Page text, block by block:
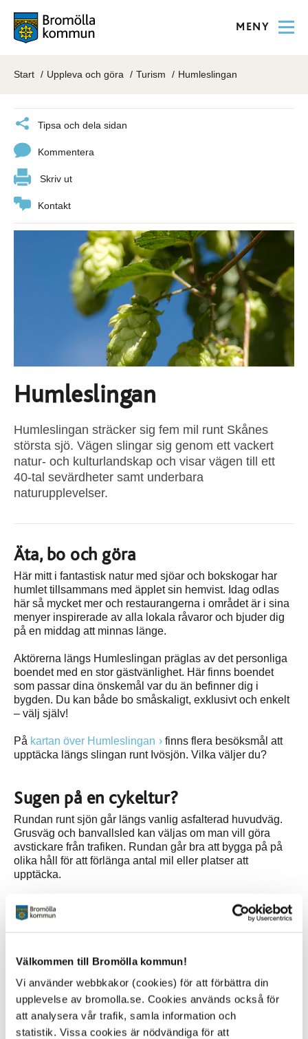
Välkommen till Bromölla kommun!
Vi använder webbkakor (cookies) för att förbättra din
upplevelse av bromolla.se. Cookies används också för
att analysera vår trafik, samla information och
statistik. Vissa cookies är nödvändiga för att
MENY
Start Uppleva och göra Turism Humleslingan
Tipsa och dela sidan
Kommentera
Skriv ut
Kontakt
Humleslingan
Humleslingan sträcker sig fem mil runt Skånes
största sjö. Vägen slingar sig genom ett vackert
natur- och kulturlandskap och visar vägen till ett
40-tal sevärdheter samt underbara
naturupplevelser.
Äta, bo och göra
Här mitt i fantastisk natur med sjöar och bokskogar har
humlet tillsammans med äpplet sin hemvist. Idag odlas
här så mycket mer och restaurangerna i området är i sina
menyer inspirerade av alla lokala råvaror och bjuder dig
på en middag att minnas länge.
Aktörerna längs Humleslingan präglas av det personliga
boendet med en stor gästvänlighet. Här finns boendet
som passar dina önskemål var du än befinner dig i
bygden. Du kan både bo småskaligt, exklusivt och enkelt
– välj själv!
På kartan över Humleslingan
finns flera besöksmål att
upptäcka längs slingan runt Ivösjön. Vilka väljer du?
Sugen på en cykeltur?
Rundan runt sjön går längs vanlig asfalterad huvudväg.
Grusväg och banvallsled kan väljas om man vill göra
avstickare från trafiken. Rundan går bra att bygga på på
olika håll för att förlänga antal mil eller platser att
upptäcka.
1. Bromölla – Näsum – Vånga – Bäckaskog – Kjuge –
– Bäckaskog – Kjuge – Gualöv – Bromölla
Fjälkinge – Tosteberga – Nymölla - Bromölla
4. Bromölla - Valje- Edenryd – Nymölla – Tosteberga -
Fjälkinge – Kjuge - Bäckaskog– Vånga – Näsum-
Bromölla